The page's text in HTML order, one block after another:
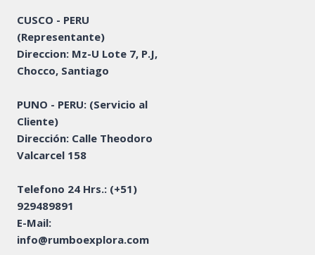
CUSCO - PERU
(Representante)
Direccion: Mz-U Lote 7, P.J,
Chocco, Santiago
PUNO - PERU: (Servicio al
Cliente)
Dirección: Calle Theodoro
Valcarcel 158
Telefono 24 Hrs.: (+51)
929489891
E-Mail:
info@rumboexplora.com